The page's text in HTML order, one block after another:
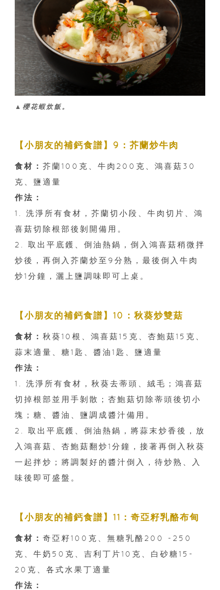
▲櫻花蝦炊飯。
【小朋友的補鈣食譜】9：芥蘭炒牛肉
食材： 芥蘭100克、牛肉200克、鴻喜菇30
克、鹽適量
作法：
1. 洗淨所有食材，芥蘭切小段、牛肉切片、鴻
喜菇切除根部後剝開備用。
2. 取出平底鑊、倒油熱鍋，倒入鴻喜菇稍微拌
炒後，再倒入芥蘭炒至9分熟，最後倒入牛肉
炒1分鐘，灑上鹽調味即可上桌。
【小朋友的補鈣食譜】10：秋葵炒雙菇
食材： 秋葵10根、鴻喜菇15克、杏鮑菇15克、
蒜末適量、糖1匙、醬油1匙、鹽適量
作法：
1. 洗淨所有食材，秋葵去蒂頭、絨毛；鴻喜菇
切掉根部並用手剝散；杏鮑菇切除蒂頭後切小
塊；糖、醬油、鹽調成醬汁備用。
2. 取出平底鑊、倒油熱鍋，將蒜末炒香後，放
入鴻喜菇、杏鮑菇翻炒1分鐘，接著再倒入秋葵
一起拌炒；將調製好的醬汁倒入，待炒熟、入
味後即可盛盤。
【小朋友的補鈣食譜】11：奇亞籽乳酪布甸
食材： 奇亞籽100克、無糖乳酪200 -250
克、牛奶50克、吉利丁片10克、白砂糖15-
20克、各式水果丁適量
作法：